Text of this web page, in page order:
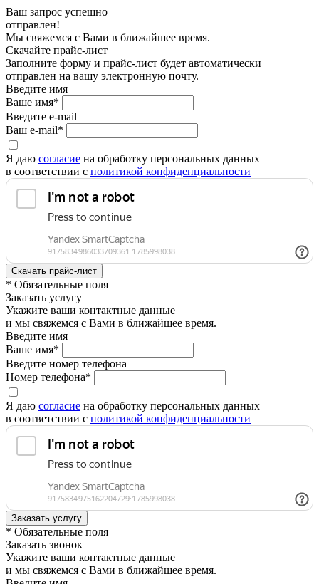
Ваш запрос успешно
отправлен!
Мы свяжемся с Вами в ближайшее время.
Скачайте прайс-лист
Заполните форму и прайс-лист будет автоматически
отправлен на вашу электронную почту.
Введите имя
Ваше имя*
Введите e-mail
Ваш e-mail*
Я даю согласие на обработку персональных данных
в соответствии с политикой конфиденциальности
* Обязательные поля
Заказать услугу
Укажите ваши контактные данные
и мы свяжемся с Вами в ближайшее время.
Введите имя
Ваше имя*
Введите номер телефона
Номер телефона*
Я даю согласие на обработку персональных данных
в соответствии с политикой конфиденциальности
* Обязательные поля
Заказать звонок
Укажите ваши контактные данные
и мы свяжемся с Вами в ближайшее время.